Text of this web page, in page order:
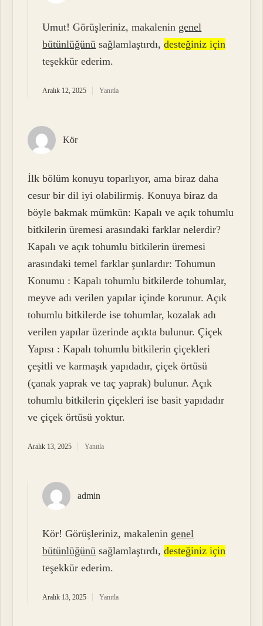
Umut! Görüşleriniz, makalenin genel
bütünlüğünü sağlamlaştırdı,desteğiniz için
teşekkür ederim.
Aralık 12, 2025 Yanıtla
Kör
İlk bölüm konuyu toparlıyor, ama biraz daha
cesur bir dil iyi olabilirmiş. Konuya biraz da
böyle bakmak mümkün: Kapalı ve açık tohumlu
bitkilerin üremesi arasındaki farklar nelerdir?
Kapalı ve açık tohumlu bitkilerin üremesi
arasındaki temel farklar şunlardır: Tohumun
Konumu : Kapalı tohumlu bitkilerde tohumlar,
meyve adı verilen yapılar içinde korunur. Açık
tohumlu bitkilerde ise tohumlar, kozalak adı
verilen yapılar üzerinde açıkta bulunur. Çiçek
Yapısı : Kapalı tohumlu bitkilerin çiçekleri
çeşitli ve karmaşık yapıdadır, çiçek örtüsü
(çanak yaprak ve taç yaprak) bulunur. Açık
tohumlu bitkilerin çiçekleri ise basit yapıdadır
ve çiçek örtüsü yoktur.
Aralık 13, 2025 Yanıtla
admin
Kör! Görüşleriniz, makalenin genel
bütünlüğünü sağlamlaştırdı,desteğiniz için
teşekkür ederim.
Aralık 13, 2025 Yanıtla